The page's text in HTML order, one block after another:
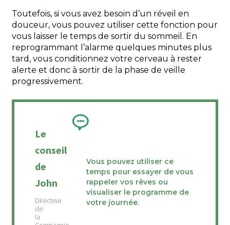
Toutefois, si vous avez besoin d’un réveil en
douceur, vous pouvez utiliser cette fonction pour
vous laisser le temps de sortir du sommeil. En
reprogrammant l’alarme quelques minutes plus
tard, vous conditionnez votre cerveau à rester
alerte et donc à sortir de la phase de veille
progressivement.
Le
conseil
de
John
Vous pouvez utiliser ce
temps pour essayer de vous
rappeler vos rêves ou
visualiser le programme de
votre journée.